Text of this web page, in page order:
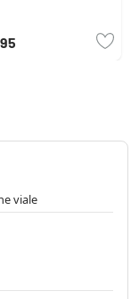
viale